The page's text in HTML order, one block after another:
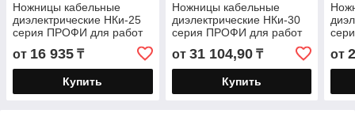
Ножницы кабельные
диэлектрические НКи-25
серия ПРОФИ для работ
под напряжением до 1000
В
от 16 935 ₸
Купить
Ножницы кабельные
диэлектрические НКи-30
серия ПРОФИ для работ
под напряжением до 1000
В
от 31 104,90₸
Купить
В
от